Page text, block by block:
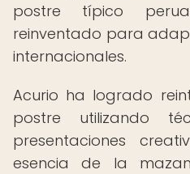
postre típico
reinventado para
internacionales.
Acurio ha logrado
postre utilizando
presentaciones
esencia de la